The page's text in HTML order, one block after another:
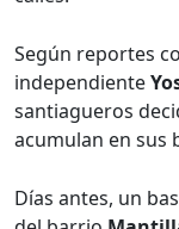
Según reportes
independiente
santiagueros
acumulan en sus
Días antes, un